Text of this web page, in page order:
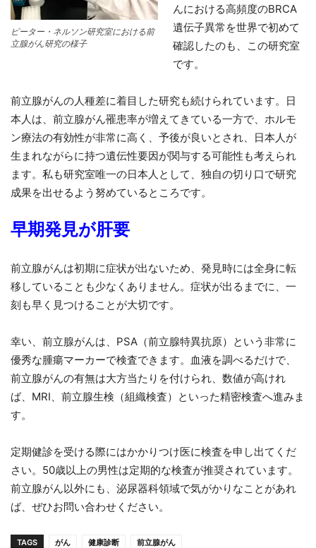
ピーター・ネルソン研究室における前
立腺がん研究の様子
んにおける高頻度のBRCA
遺伝子異常を世界で初めて
確認したのも、この研究室
です。
前立腺がんの人種差に着目した研究も続けられています。日
本人は、前立腺がん罹患率が増えてきている一方で、ホルモ
ン療法の有効性が非常に高く、予後が良いとされ、日本人が
生まれながらに持つ遺伝性要因が関与する可能性も考えられ
ます。私も研究室唯一の日本人として、独自の切り口で研究
成果を出せるよう努めているところです。
早期発見が肝要
前立腺がんは初期に症状が出ないため、発見時には全身に転
移していることも少なくありません。症状が出るまでに、一
刻も早く見つけることが大切です。
幸い、前立腺がんは、PSA（前立腺特異抗原）という非常に
優秀な腫瘍マーカーで検査できます。血液を調べるだけで、
前立腺がんの有無は大方当たりを付けられ、数値が高けれ
ば、MRI、前立腺生検（組織検査）といった精密検査へ進みま
す。
定期健診を受ける際にはかかりつけ医に検査を申し出てくだ
さい。50歳以上の男性は定期的な検査が推奨されています。
前立腺がん以外にも、泌尿器科領域で気がかりなことがあれ
ば、ぜひお問い合わせください。
TAGS がん 健康診断 前立腺がん